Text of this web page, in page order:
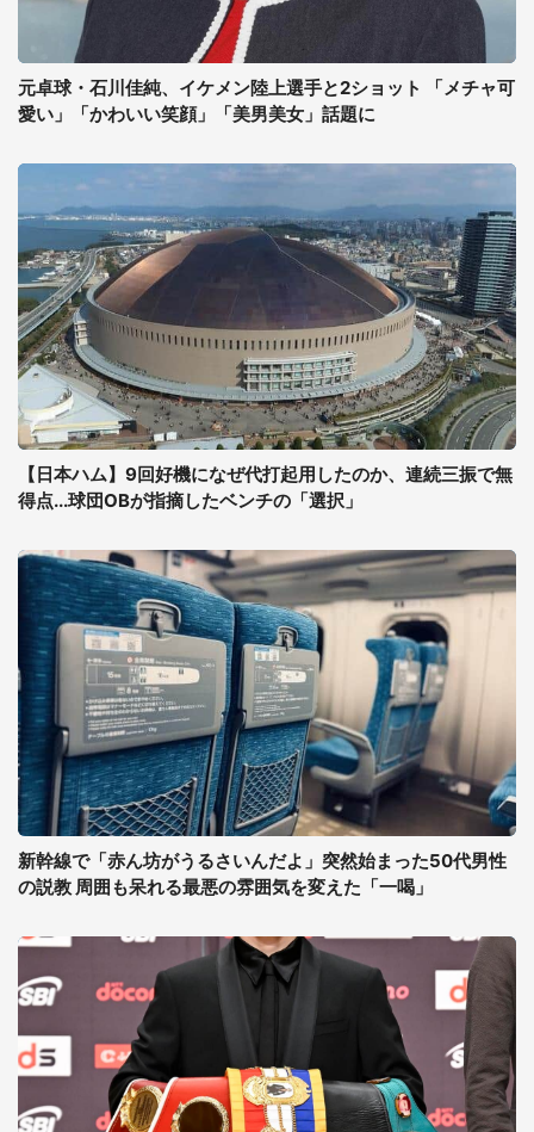
元卓球・石川佳純、イケメン陸上選手と2ショット 「メチャ可
愛い」「かわいい笑顔」「美男美女」話題に
【日本ハム】9回好機になぜ代打起用したのか、連続三振で無
得点...球団OBが指摘したベンチの「選択」
新幹線で「赤ん坊がうるさいんだよ」突然始まった50代男性
の説教 周囲も呆れる最悪の雰囲気を変えた「一喝」